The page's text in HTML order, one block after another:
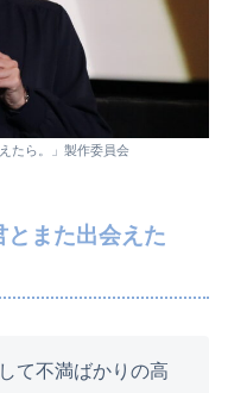
たら。」製作委員会
とまた出会えた
て不満ばかりの高